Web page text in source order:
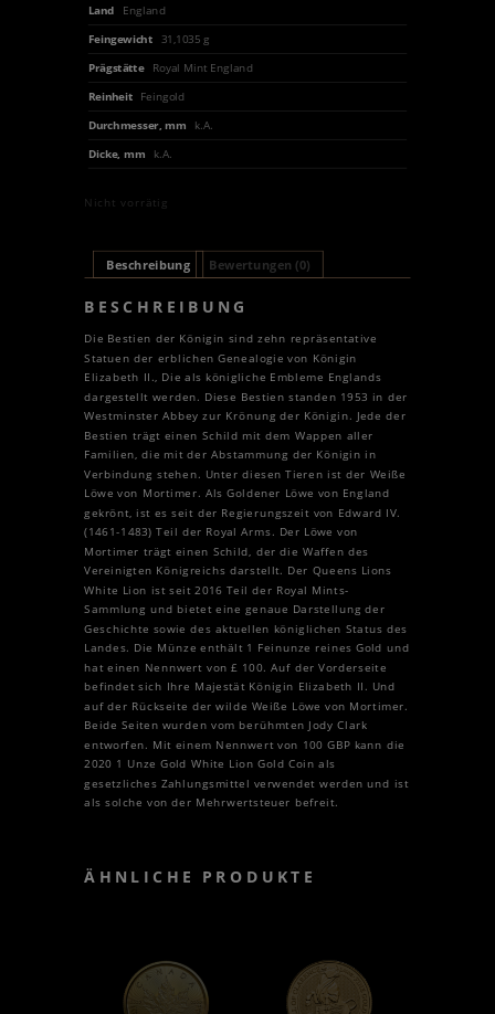
Land
England
Feingewicht
31,1035 g
Prägstätte
Royal Mint England
Reinheit
Feingold
Durchmesser, mm
k.A.
Dicke, mm
k.A.
Nicht vorrätig
Beschreibung Bewertungen (0)
BESCHREIBUNG
Die Bestien der Königin sind zehn repräsentative
Statuen der erblichen Genealogie von Königin
Elizabeth II., Die als königliche Embleme Englands
dargestellt werden. Diese Bestien standen 1953 in der
Westminster Abbey zur Krönung der Königin. Jede der
Bestien trägt einen Schild mit dem Wappen aller
Familien, die mit der Abstammung der Königin in
Verbindung stehen. Unter diesen Tieren ist der Weiße
Löwe von Mortimer. Als Goldener Löwe von England
gekrönt, ist es seit der Regierungszeit von Edward IV.
(1461-1483) Teil der Royal Arms. Der Löwe von
Mortimer trägt einen Schild, der die Waffen des
Vereinigten Königreichs darstellt. Der Queens Lions
White Lion ist seit 2016 Teil der Royal Mints-
Sammlung und bietet eine genaue Darstellung der
Geschichte sowie des aktuellen königlichen Status des
Landes. Die Münze enthält 1 Feinunze reines Gold und
hat einen Nennwert von £ 100. Auf der Vorderseite
befindet sich Ihre Majestät Königin Elizabeth II. Und
auf der Rückseite der wilde Weiße Löwe von Mortimer.
Beide Seiten wurden vom berühmten Jody Clark
entworfen. Mit einem Nennwert von 100 GBP kann die
2020 1 Unze Gold White Lion Gold Coin als
gesetzliches Zahlungsmittel verwendet werden und ist
als solche von der Mehrwertsteuer befreit.
ÄHNLICHE PRODUKTE